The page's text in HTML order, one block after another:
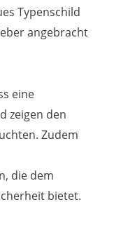
Typenschild
angebracht
eine
zeigen den
Zudem
die dem
bietet.